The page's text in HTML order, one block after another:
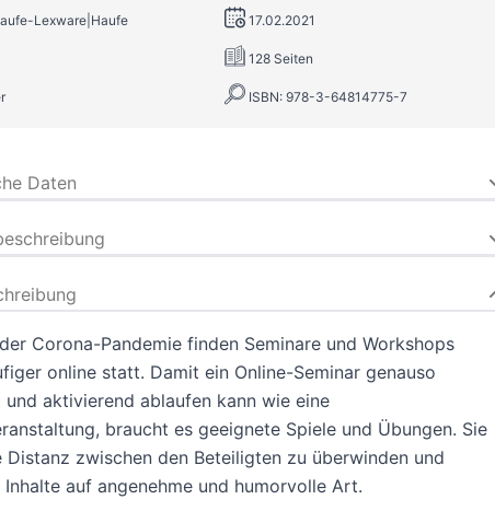
Lexware|Haufe 17.02.2021
128 Seiten
ISBN: 978-3-64814775-7
Daten
Corona-Pandemie finden Seminare und Workshops
online statt. Damit ein Online-Seminar genauso
aktivierend ablaufen kann wie eine
braucht es geeignete Spiele und Übungen. Sie
Distanz zwischen den Beteiligten zu überwinden und
auf angenehme und humorvolle Art.